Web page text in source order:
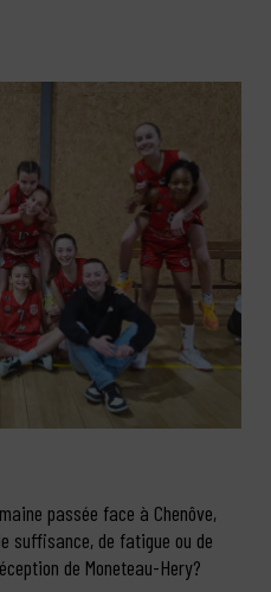
passée face à Chenôve,
suffisance, de fatigue ou de
de Moneteau-Hery?